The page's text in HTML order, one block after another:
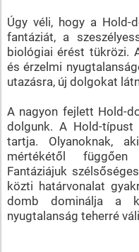
Úgy véli, hogy a Hold-
fantáziát, a
biológiai érést tükrözi.
és érzelmi
utazásra, új dolgokat
A nagyon fejlett Hold-
dolgunk. A Hold-típust
tartja. Olyanoknak,
mértékétől
Fantáziájuk
közti határvonalat
domb dominálja a
nyugtalanság teherré